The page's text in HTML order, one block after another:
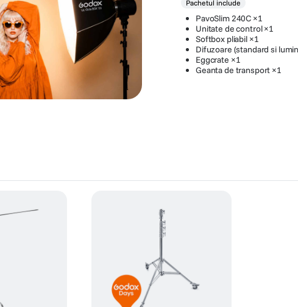
Pachetul include
PavoSlim 240C ×1
Unitate de control ×1
Softbox pliabil ×1
Difuzoare (standard si
Eggcrate ×1
Geanta de transport ×1